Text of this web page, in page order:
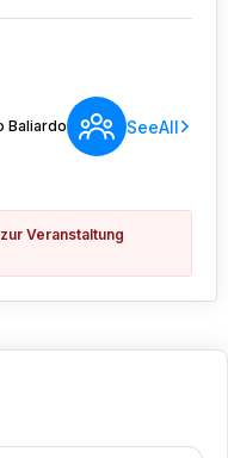
Baliardo SeeAll
Veranstaltung